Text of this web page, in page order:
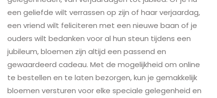
een geliefde wilt verrassen op zijn of haar verjaardag,
een vriend wilt feliciteren met een nieuwe baan of je
ouders wilt bedanken voor al hun steun tijdens een
jubileum, bloemen zijn altijd een passend en
gewaardeerd cadeau. Met de mogelijkheid om online
te bestellen en te laten bezorgen, kun je gemakkelijk
bloemen versturen voor elke speciale gelegenheid en